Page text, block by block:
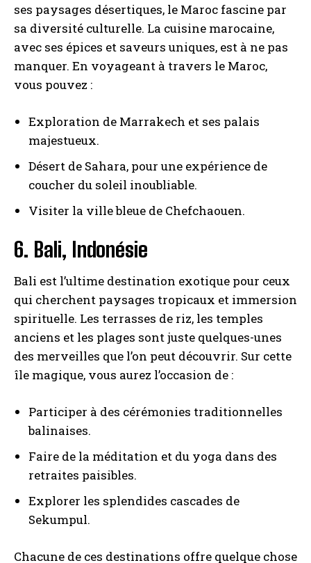
ses paysages désertiques, le Maroc fascine par
sa diversité culturelle. La cuisine marocaine,
avec ses épices et saveurs uniques, est à ne pas
manquer. En voyageant à travers le Maroc,
vous pouvez :
Exploration de Marrakech et ses palais
majestueux.
Désert de Sahara, pour une expérience de
coucher du soleil inoubliable.
Visiter la ville bleue de Chefchaouen.
6. Bali, Indonésie
Bali est l’ultime destination exotique pour ceux
qui cherchent paysages tropicaux et immersion
spirituelle. Les terrasses de riz, les temples
anciens et les plages sont juste quelques-unes
des merveilles que l’on peut découvrir. Sur cette
île magique, vous aurez l’occasion de :
Participer à des cérémonies traditionnelles
balinaises.
Faire de la méditation et du yoga dans des
retraites paisibles.
Explorer les splendides cascades de
Sekumpul.
Chacune de ces destinations offre quelque chose